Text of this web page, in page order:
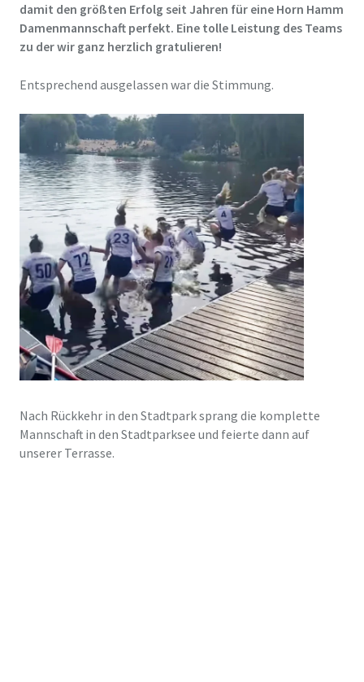
damit den größten Erfolg seit Jahren für eine Horn Hamm
Damenmannschaft perfekt. Eine tolle Leistung des Teams
zu der wir ganz herzlich gratulieren!
Entsprechend ausgelassen war die Stimmung.
Nach Rückkehr in den Stadtpark sprang die komplette
Mannschaft in den Stadtparksee und feierte dann auf
unserer Terrasse.